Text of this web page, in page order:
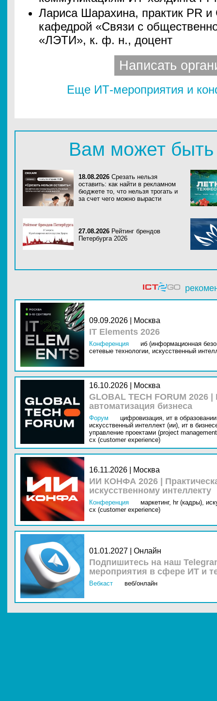
Лариса Шарахина, практик PR
кафедрой «Связи с
«ЛЭТИ», к. ф. н., доцент
Написать
Еще ИТ-мероприятия и
Вам может быть
18.08.2026 Срезать нельзя
оставить: как найти в рекламном
бюджете то, что нельзя трогать и
за счет чего можно вырасти
27.08.2026 Рейтинг брендов
Петербурга 2026
09.09.2026 | Москва
IT Elements 2026
Конференция
иб (информационная
сетевые технологии, искусственный
16.10.2026 | Москва
GLOBAL TECH FORUM
автоматизация бизнеса
Форум цифровизация, ит в
искусственный интеллект (ии), ит в
управление проектами (project
cx (customer experience)
16.11.2026 | Москва
ИИ КОНФА 2026 |
искусственному интеллекту
Конференция маркетинг, hr (кадры),
cx (customer experience)
01.01.2027 | Онлайн
Подпишитесь на наш
мероприятия в сфере ИТ и
Вебкаст веб/онлайн